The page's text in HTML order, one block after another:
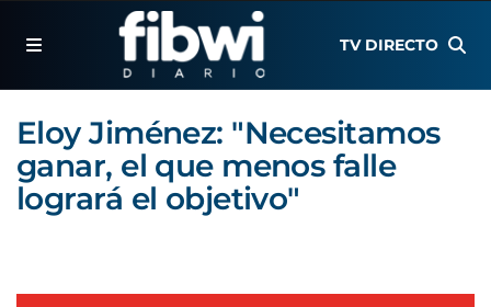
TV DIRECTO
Eloy Jiménez: "Necesitamos
ganar, el que menos falle
logrará el objetivo"